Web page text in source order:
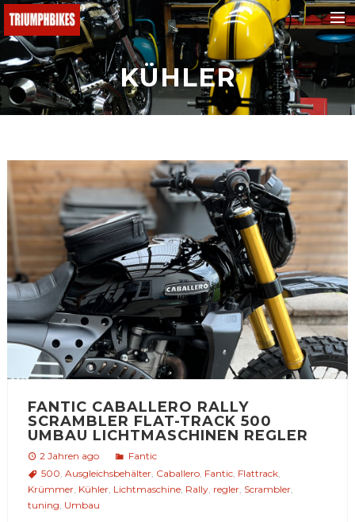
BMW
Ducati
Triumph
Yamaha
Malaguti
Honda
e-bikes
Suchen
KÜHLER
FANTIC CABALLERO RALLY
SCRAMBLER FLAT-TRACK 500
UMBAU LICHTMASCHINEN REGLER
2 Jahren ago
Fantic
500, Ausgleichsbehälter, Caballero, Fantic, Flattrack,
Krümmer, Kühler, Lichtmaschine, Rally, regler, Scrambler,
tuning, Umbau